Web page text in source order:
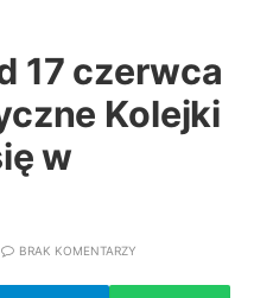
17 czerwca
Kolejki
w
BRAK KOMENTARZY